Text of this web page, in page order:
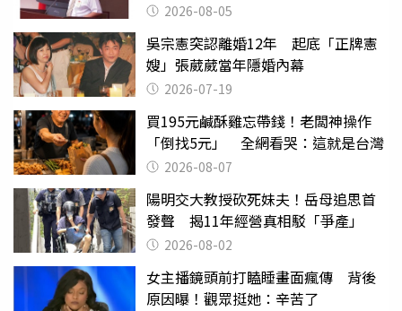
2026-08-05
吳宗憲突認離婚12年 起底「正牌憲
嫂」張葳葳當年隱婚內幕
2026-07-19
買195元鹹酥雞忘帶錢！老闆神操作
「倒找5元」 全網看哭：這就是台灣
2026-08-07
陽明交大教授砍死妹夫！岳母追思首
發聲 揭11年經營真相駁「爭產」
2026-08-02
女主播鏡頭前打瞌睡畫面瘋傳 背後
原因曝！觀眾挺她：辛苦了